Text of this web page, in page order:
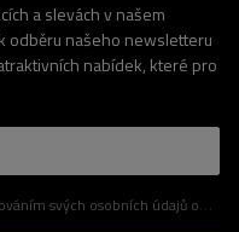
a slevách v našem
odběru našeho newsletteru
nabídek, které pro
formuláři v souladu s nařízením Evropského parlamentu a Rady (EU)